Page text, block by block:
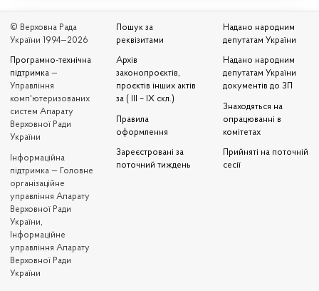
© Верховна Рада
України 1994—2026
Програмно-технічна
підтримка —
Управління
комп'ютеризованих
систем Апарату
Верховної Ради
України
Iнформаційна
підтримка — Головне
організаційне
управління Апарату
Верховної Ради
України,
Інформаційне
управління Апарату
Верховної Ради
України
Пошук за
реквізитами
Архів
законопроєктів,
проєктів інших актів
за ( III – IX скл.)
Правила
оформлення
Зареєстровані за
поточний тиждень
Надано народним
депутатам України
Надано народним
депутатам України
документів до ЗП
Знаходяться на
опрацюванні в
комітетах
Прийняті на поточній
сесії